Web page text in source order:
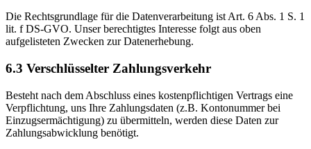
Die Rechtsgrundlage für die Datenverarbeitung ist Art. 6 Abs. 1 S. 1
lit. f DS-GVO. Unser berechtigtes Interesse folgt aus oben
aufgelisteten Zwecken zur Datenerhebung.
6.3 Verschlüsselter Zahlungsverkehr
Besteht nach dem Abschluss eines kostenpflichtigen Vertrags eine
Verpflichtung, uns Ihre Zahlungsdaten (z.B. Kontonummer bei
Einzugsermächtigung) zu übermitteln, werden diese Daten zur
Zahlungsabwicklung benötigt.